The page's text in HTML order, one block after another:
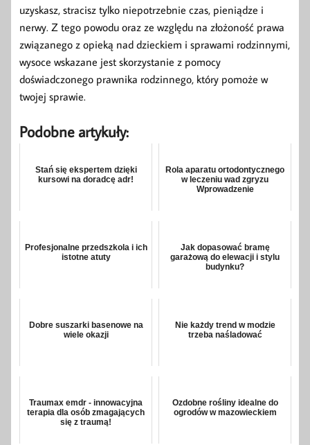
uzyskasz, stracisz tylko niepotrzebnie czas, pieniądze i
nerwy. Z tego powodu oraz ze względu na złożoność prawa
związanego z opieką nad dzieckiem i sprawami rodzinnymi,
wysoce wskazane jest skorzystanie z pomocy
doświadczonego prawnika rodzinnego, który pomoże w
twojej sprawie.
Podobne artykuły:
Stań się ekspertem dzięki
kursowi na doradcę adr!
Rola aparatu ortodontycznego
w leczeniu wad zgryzu
Wprowadzenie
Profesjonalne przedszkola i ich
istotne atuty
Jak dopasować bramę
garażową do elewacji i stylu
budynku?
Dobre suszarki basenowe na
wiele okazji
Nie każdy trend w modzie
trzeba naśladować
Traumax emdr - innowacyjna
terapia dla osób zmagających
się z traumą!
Ozdobne rośliny idealne do
ogrodów w mazowieckiem